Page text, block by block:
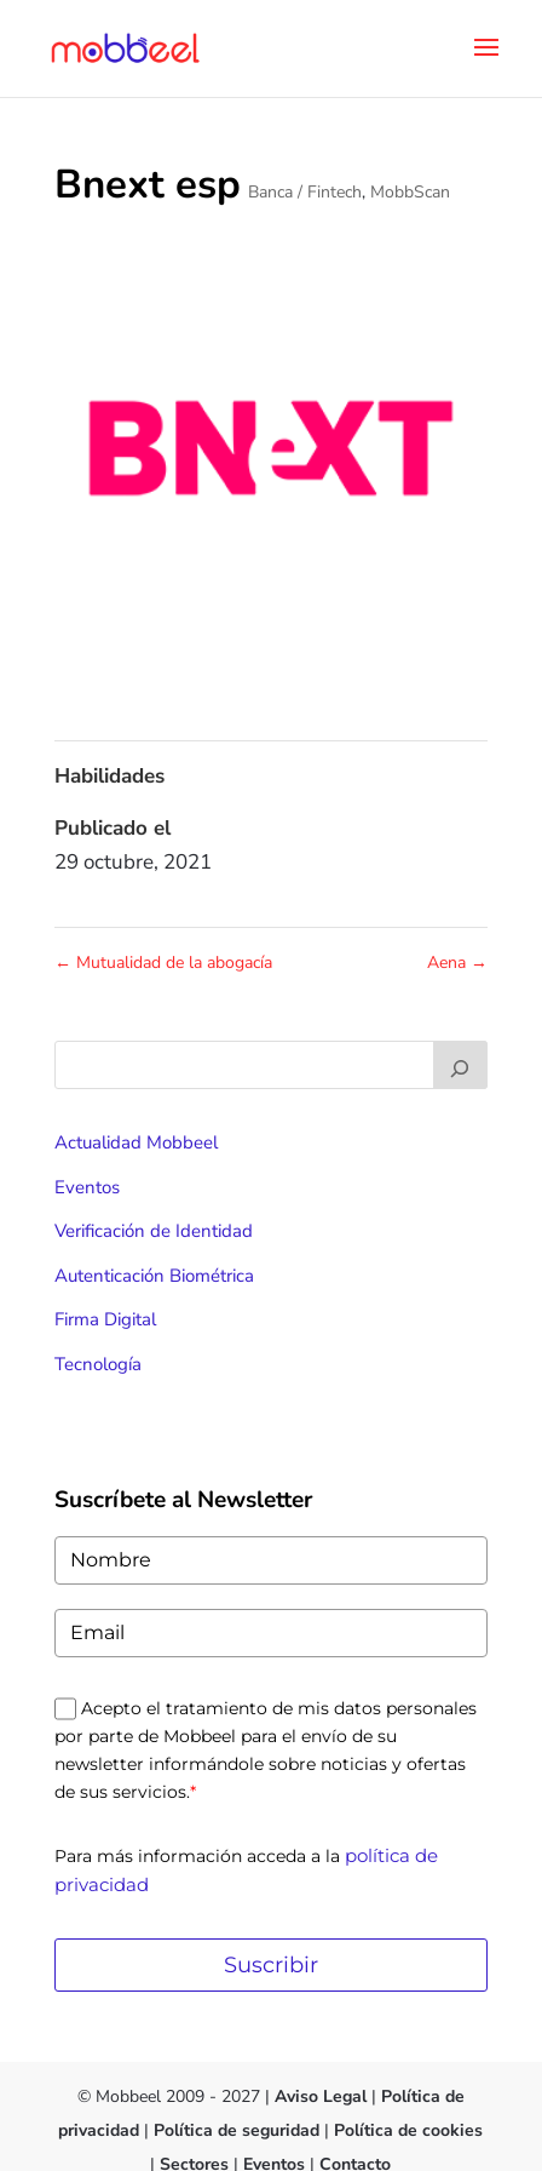
Bnext esp Banca / Fintech, MobbScan
Habilidades
Publicado el
29 octubre, 2021
← Mutualidad de la abogacía Aena →
Actualidad Mobbeel
Eventos
Verificación de Identidad
Autenticación Biométrica
Firma Digital
Tecnología
Suscríbete al Newsletter
Acepto el tratamiento de mis datos personales
por parte de Mobbeel para el envío de su
newsletter informándole sobre noticias y ofertas
de sus servicios.*
Para más información acceda a la política de
privacidad
Suscribir
© Mobbeel 2009 - 2027 | Aviso Legal| Política de
privacidad | Política de seguridad | Política de cookies
|Sectores | Eventos |Contacto